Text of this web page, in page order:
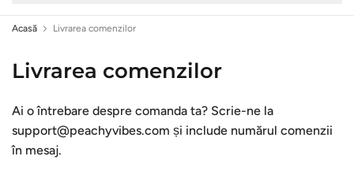
Acasă Livrarea comenzilor
Livrarea comenzilor
Ai o întrebare despre comanda ta? Scrie-ne la
support@peachyvibes.com și include numărul comenzii
în mesaj.